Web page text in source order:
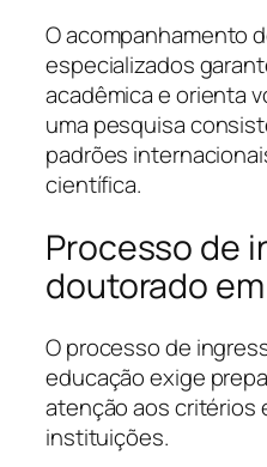
O acompanhamento
especializados
acadêmica e orienta
uma pesquisa
padrões
científica.
Processo de
doutorado
O processo de
educação exige
atenção aos critérios
instituições.